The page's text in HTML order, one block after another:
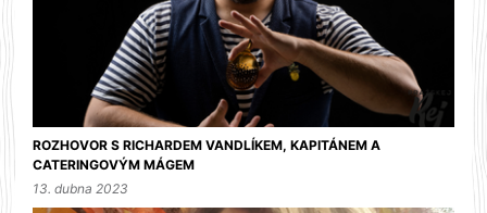
ROZHOVOR S RICHARDEM VANDLÍKEM, KAPITÁNEM A
CATERINGOVÝM MÁGEM
13. dubna 2023